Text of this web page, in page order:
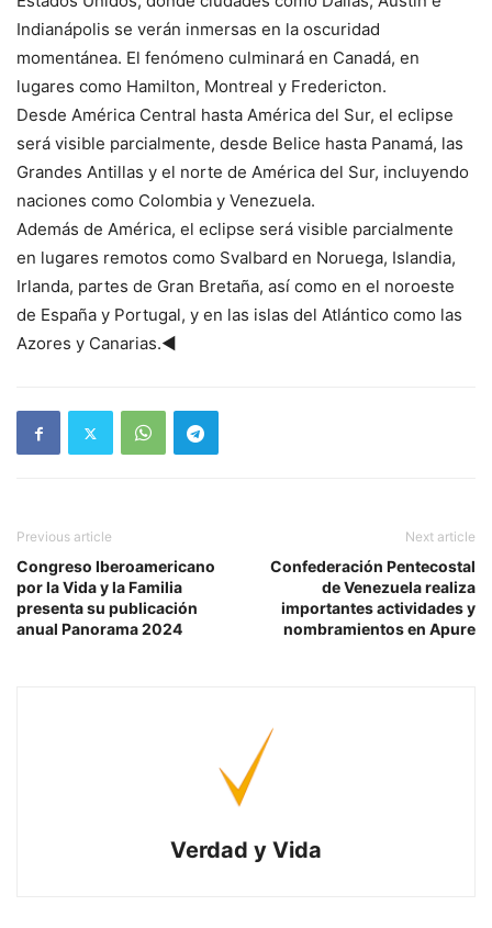
Indianápolis se verán inmersas en la oscuridad
momentánea. El fenómeno culminará en Canadá, en
lugares como Hamilton, Montreal y Fredericton.
Desde América Central hasta América del Sur, el eclipse
será visible parcialmente, desde Belice hasta Panamá, las
Grandes Antillas y el norte de América del Sur, incluyendo
naciones como Colombia y Venezuela.
Además de América, el eclipse será visible parcialmente
en lugares remotos como Svalbard en Noruega, Islandia,
Irlanda, partes de Gran Bretaña, así como en el noroeste
de España y Portugal, y en las islas del Atlántico como las
Azores y Canarias.◄
Previous article
Congreso Iberoamericano
por la Vida y la Familia
presenta su publicación
anual Panorama 2024
Next article
Confederación Pentecostal
de Venezuela realiza
importantes actividades y
nombramientos en Apure
Verdad y Vida